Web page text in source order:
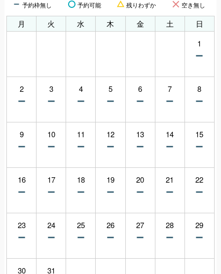
予約枠無し 予約可能 残りわずか 空き無し
月 火 水 木 金 土
日
1
2 3 4 5 6 7 8
9 10 11 12 13 14 15
16 17 18 19 20 21 22
23 24 25 26 27 28 29
30 31